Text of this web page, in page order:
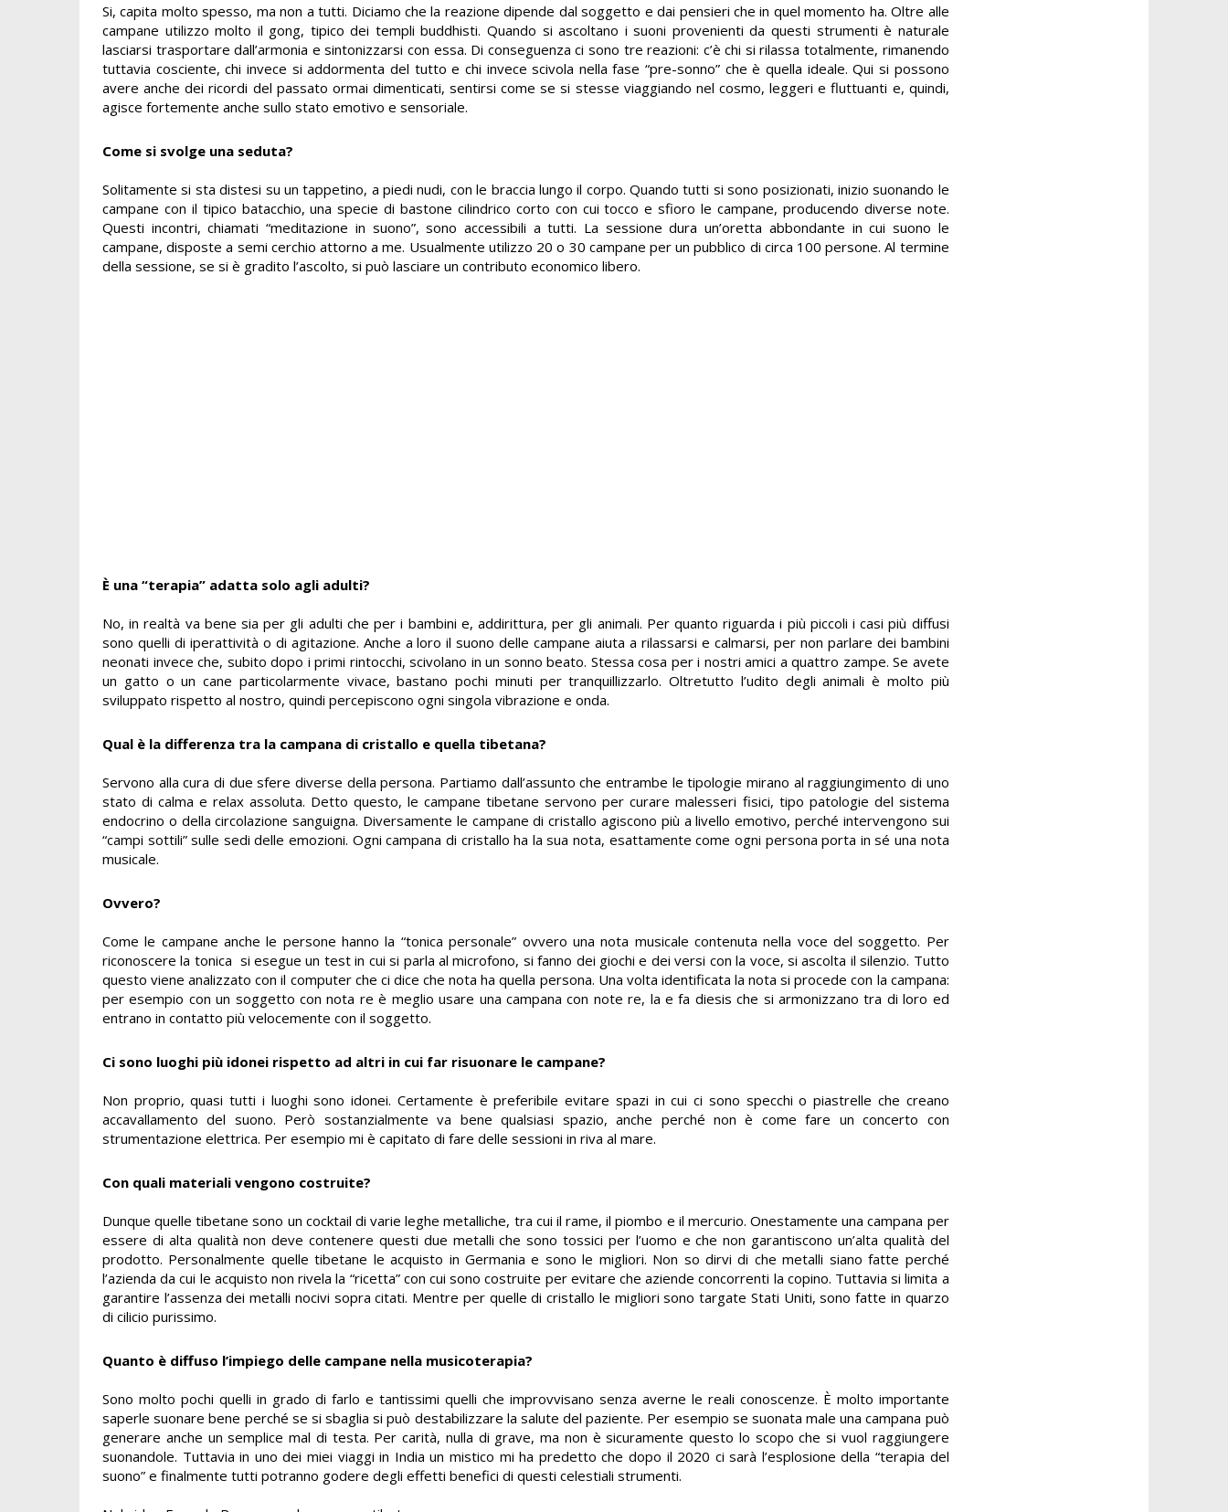
Si, capita molto spesso, ma non a tutti. Diciamo che la reazione dipende dal soggetto e dai pensieri che in quel momento ha. Oltre alle
campane utilizzo molto il gong, tipico dei templi buddhisti. Quando si ascoltano i suoni provenienti da questi strumenti è naturale
lasciarsi trasportare dall’armonia e sintonizzarsi con essa. Di conseguenza ci sono tre reazioni: c’è chi si rilassa totalmente, rimanendo
tuttavia cosciente, chi invece si addormenta del tutto e chi invece scivola nella fase “pre-sonno” che è quella ideale. Qui si possono
avere anche dei ricordi del passato ormai dimenticati, sentirsi come se si stesse viaggiando nel cosmo, leggeri e fluttuanti e, quindi,
agisce fortemente anche sullo stato emotivo e sensoriale.
Come si svolge una seduta?
Solitamente si sta distesi su un tappetino, a piedi nudi, con le braccia lungo il corpo. Quando tutti si sono posizionati, inizio suonando le
campane con il tipico batacchio, una specie di bastone cilindrico corto con cui tocco e sfioro le campane, producendo diverse note.
Questi incontri, chiamati “meditazione in suono”, sono accessibili a tutti. La sessione dura un’oretta abbondante in cui suono le
campane, disposte a semi cerchio attorno a me. Usualmente utilizzo 20 o 30 campane per un pubblico di circa 100 persone. Al termine
della sessione, se si è gradito l’ascolto, si può lasciare un contributo economico libero.
È una “terapia” adatta solo agli adulti?
No, in realtà va bene sia per gli adulti che per i bambini e, addirittura, per gli animali. Per quanto riguarda i più piccoli i casi più diffusi
sono quelli di iperattività o di agitazione. Anche a loro il suono delle campane aiuta a rilassarsi e calmarsi, per non parlare dei bambini
neonati invece che, subito dopo i primi rintocchi, scivolano in un sonno beato. Stessa cosa per i nostri amici a quattro zampe. Se avete
un gatto o un cane particolarmente vivace, bastano pochi minuti per tranquillizzarlo. Oltretutto l’udito degli animali è molto più
sviluppato rispetto al nostro, quindi percepiscono ogni singola vibrazione e onda.
Qual è la differenza tra la campana di cristallo e quella tibetana?
Servono alla cura di due sfere diverse della persona. Partiamo dall’assunto che entrambe le tipologie mirano al raggiungimento di uno
stato di calma e relax assoluta. Detto questo, le campane tibetane servono per curare malesseri fisici, tipo patologie del sistema
endocrino o della circolazione sanguigna. Diversamente le campane di cristallo agiscono più a livello emotivo, perché intervengono sui
“campi sottili” sulle sedi delle emozioni. Ogni campana di cristallo ha la sua nota, esattamente come ogni persona porta in sé una nota
musicale.
Ovvero?
Come le campane anche le persone hanno la “tonica personale” ovvero una nota musicale contenuta nella voce del soggetto. Per
riconoscere la tonica si esegue un test in cui si parla al microfono, si fanno dei giochi e dei versi con la voce, si ascolta il silenzio. Tutto
questo viene analizzato con il computer che ci dice che nota ha quella persona. Una volta identificata la nota si procede con la campana:
per esempio con un soggetto con nota re è meglio usare una campana con note re, la e fa diesis che si armonizzano tra di loro ed
entrano in contatto più velocemente con il soggetto.
Ci sono luoghi più idonei rispetto ad altri in cui far risuonare le campane?
Non proprio, quasi tutti i luoghi sono idonei. Certamente è preferibile evitare spazi in cui ci sono specchi o piastrelle che creano
accavallamento del suono. Però sostanzialmente va bene qualsiasi spazio, anche perché non è come fare un concerto con
strumentazione elettrica. Per esempio mi è capitato di fare delle sessioni in riva al mare.
Con quali materiali vengono costruite?
Dunque quelle tibetane sono un cocktail di varie leghe metalliche, tra cui il rame, il piombo e il mercurio. Onestamente una campana per
essere di alta qualità non deve contenere questi due metalli che sono tossici per l’uomo e che non garantiscono un’alta qualità del
prodotto. Personalmente quelle tibetane le acquisto in Germania e sono le migliori. Non so dirvi di che metalli siano fatte perché
l’azienda da cui le acquisto non rivela la “ricetta” con cui sono costruite per evitare che aziende concorrenti la copino. Tuttavia si limita a
garantire l’assenza dei metalli nocivi sopra citati. Mentre per quelle di cristallo le migliori sono targate Stati Uniti, sono fatte in quarzo
di cilicio purissimo.
Quanto è diffuso l’impiego delle campane nella musicoterapia?
Sono molto pochi quelli in grado di farlo e tantissimi quelli che improvvisano senza averne le reali conoscenze. È molto importante
saperle suonare bene perché se si sbaglia si può destabilizzare la salute del paziente. Per esempio se suonata male una campana può
generare anche un semplice mal di testa. Per carità, nulla di grave, ma non è sicuramente questo lo scopo che si vuol raggiungere
suonandole. Tuttavia in uno dei miei viaggi in India un mistico mi ha predetto che dopo il 2020 ci sarà l’esplosione della “terapia del
suono” e finalmente tutti potranno godere degli effetti benefici di questi celestiali strumenti.